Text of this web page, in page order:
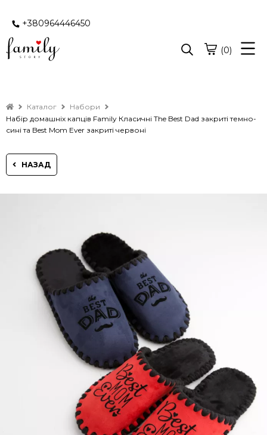
+380964446450
(0)
Каталог
Набори
Набір домашніх капців Family Класичні The Best Dad закриті темно-
сині та Best Mom Ever закриті червоні
НАЗАД